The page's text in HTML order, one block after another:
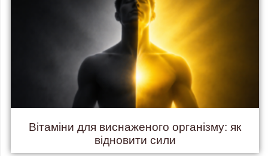
Вітаміни для виснаженого організму: як
відновити сили